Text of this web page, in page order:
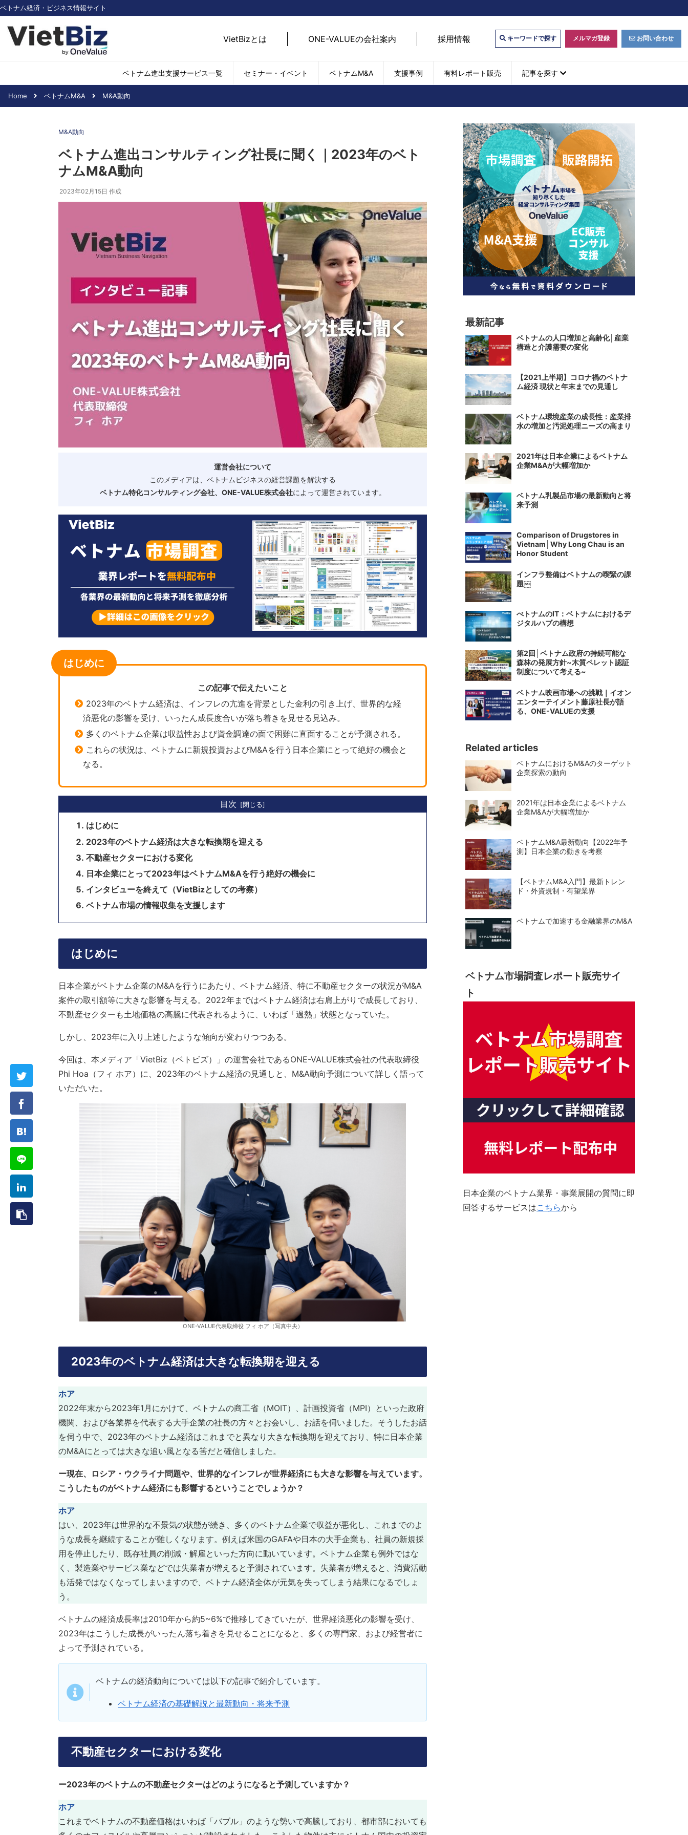
ベトナム経済・ビジネス情報サイト
VietBizとは ONE-VALUEの会社案内 採用情報 キーワードで探す メルマガ登録 お問い合わせ
ベトナム進出支援サービス一覧 セミナー・イベント ベトナムM&A 支援事例 有料レポート販売 記事を探す
日用消費・小売
デジタル経済・IT
アパレル
SDGs・ESG
外国直接投資（FDI）
現地パートナー探索
デジタルマーケティング・
web広告
M&A動向
ベトナム企業買収・出資
ベトナム進出
外資規制
財務・会計
補助金・助成金
ベトナム企業
ベトナム企業動向
スタートアップ企業
ベトナム人材
特定技能
高度人材・エンジニア
ベトナム一般概況
ベトナムでの生活
文化・社会
政治
ベトナムで働く・仕事 ベトナム業界地図
Home ベトナムM&A M&A動向
M&A動向
ベトナム進出コンサルティング社長に聞く｜2023年のベト
ナムM&A動向
2023年02月15日 作成
運営会社について
このメディアは、ベトナムビジネスの経営課題を解決する
ベトナム特化コンサルティング会社、ONE-VALUE株式会社によって運営されています。
はじめに
この記事で伝えたいこと
2023年のベトナム経済は、インフレの亢進を背景とした金利の引き上げ、世界的な経
済悪化の影響を受け、いったん成長度合いが落ち着きを見せる見込み。
多くのベトナム企業は収益性および資金調達の面で困難に直面することが予測される。
これらの状況は、ベトナムに新規投資およびM&Aを行う日本企業にとって絶好の機会と
なる。
目次
はじめに
2023年のベトナム経済は大きな転換期を迎える
不動産セクターにおける変化
日本企業にとって2023年はベトナムM&Aを行う絶好の機会に
インタビューを終えて（VietBizとしての考察）
ベトナム市場の情報収集を支援します
はじめに
日本企業がベトナム企業のM&Aを行うにあたり、ベトナム経済、特に不動産セクターの状況がM&A
案件の取引額等に大きな影響を与える。2022年まではベトナム経済は右肩上がりで成長しており、
不動産セクターも土地価格の高騰に代表されるように、いわば「過熱」状態となっていた。
しかし、2023年に入り上述したような傾向が変わりつつある。
今回は、本メディア「VietBiz（ベトビズ）」の運営会社であるONE-VALUE株式会社の代表取締役
Phi Hoa（フィ ホア）に、2023年のベトナム経済の見通しと、M&A動向予測について詳しく語って
いただいた。
ONE-VALUE代表取締役 フィ ホア（写真中央）
2023年のベトナム経済は大きな転換期を迎える
ホア
2022年末から2023年1月にかけて、ベトナムの商工省（MOIT）、計画投資省（MPI） といった政府
機関、および各業界を代表する大手企業の社長の方々とお会いし、お話を伺いました。そうしたお話
を伺う中で、2023年のベトナム経済はこれまでと異なり大きな転換期を迎えており、特に日本企業
のM&Aにとっては大きな追い風となる筈だと確信しました。
ー現在、ロシア・ウクライナ問題や、世界的なインフレが世界経済にも大きな影響を与えています。
こうしたものがベトナム経済にも影響するということでしょうか？
ホア
はい、2023年は世界的な不景気の状態が続き、多くのベトナム企業で収益が悪化し、これまでのよ
うな成長を継続することが難しくなります。例えば米国のGAFAや日本の大手企業も、社員の新規採
用を停止したり、既存社員の削減・解雇といった方向に動いています。ベトナム企業も例外ではな
く、製造業やサービス業などでは失業者が増えると予測されています。失業者が増えると、消費活動
も活発ではなくなってしまいますので、ベトナム経済全体が元気を失ってしまう結果になるでしょ
う。
ベトナムの経済成長率は2010年から約5~6%で推移してきていたが、世界経済悪化の影響を受け、
2023年はこうした成長がいったん落ち着きを見せることになると、多くの専門家、および経営者に
よって予測されている。
ベトナムの経済動向については以下の記事で紹介しています。
ベトナム経済の基礎解説と最新動向・将来予測
不動産セクターにおける変化
ー2023年のベトナムの不動産セクターはどのようになると予測していますか？
ホア
これまでベトナムの不動産価格はいわば「バブル」のような勢いで高騰しており、都市部においても
最新記事
ベトナムの人口増加と高齢化│産業
構造と介護需要の変化
【2021上半期】コロナ禍のベトナ
ム経済 現状と年末までの見通し
ベトナム環境産業の成長性：産業排
水の増加と汚泥処理ニーズの高まり
2021年は日本企業によるベトナム
企業M&Aが大幅増加か
ベトナム乳製品市場の最新動向と将
来予測
Comparison of Drugstores in
Vietnam│Why Long Chau is an
Honor Student
インフラ整備はベトナムの喫緊の課
題￼
べトナムのIT：ベトナムにおけるデ
ジタルハブの構想
第2回│ベトナム政府の持続可能な
森林の発展方針~木質ペレット認証
制度について考える~
ベトナム映画市場への挑戦｜イオン
エンターテイメント藤原社長が語
る、ONE-VALUEの支援
Related articles
ベトナムにおけるM&Aのターゲット
企業探索の動向
2021年は日本企業によるベトナム
企業M&Aが大幅増加か
ベトナムM&A最新動向【2022年予
測】日本企業の動きを考察
【ベトナムM&A入門】最新トレン
ド・外資規制・有望業界
ベトナムで加速する金融業界のM&A
ベトナム市場調査レポート販売サイ
ト
日本企業のベトナム業界・事業展開の質問に即
回答するサービスはこちらから